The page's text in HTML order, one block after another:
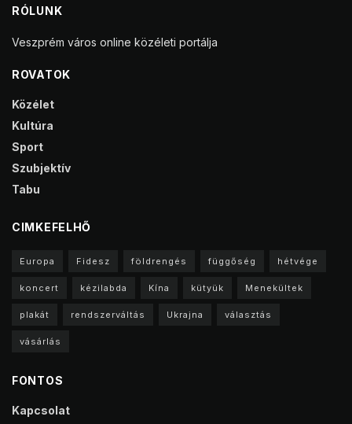
RÓLUNK
Veszprém város online közéleti portálja
ROVATOK
Közélet
Kultúra
Sport
Szubjektív
Tabu
CIMKEFELHŐ
Europa Fidesz földrengés függőség hétvége
koncert kézilabda Kína kütyük Menekültek
plakát rendszerváltás Ukrajna választás
vásárlás
FONTOS
Kapcsolat